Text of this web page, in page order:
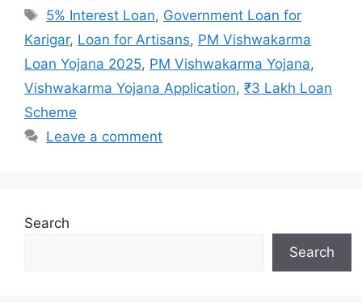
Tags
5% Interest Loan, Government Loan for
Karigar, Loan for Artisans, PM Vishwakarma
Loan Yojana 2025, PM Vishwakarma Yojana,
Vishwakarma Yojana Application, ₹3 Lakh Loan
Scheme
Leave a comment
Search
Search